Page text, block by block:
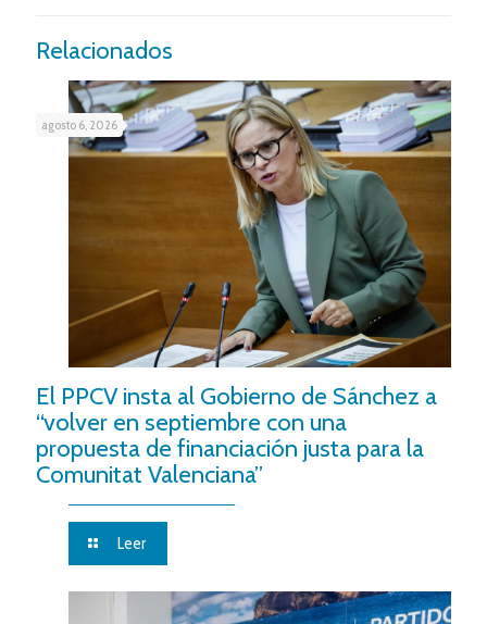
Relacionados
agosto 6, 2026
El PPCV insta al Gobierno de Sánchez a
“volver en septiembre con una
propuesta de financiación justa para la
Comunitat Valenciana”
Leer